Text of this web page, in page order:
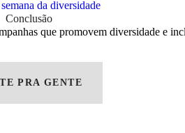
Conclusão
que promovem diversidade e
PRA GENTE